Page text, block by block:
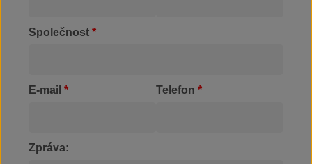
Společnost *
E-mail * Telefon *
Zpráva: